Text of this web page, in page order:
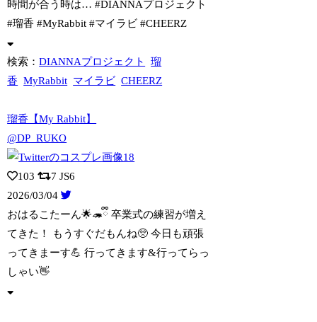
時間が合う時は… #DIANNAプロジェクト
#瑠香 #MyRabbit #マイラビ #CHEERZ
検索：DIANNAプロジェクト
瑠
香 MyRabbit マイラビ CHEERZ
瑠香【My Rabbit】
@DP_RUKO
103 7 JS6
2026/03/04
おはるこたーん🌟🦔ྀི 卒業式の練習が増え
てきた！ もうすぐだもんね🥺 今日も頑張
ってきまーす💪 行ってきます&行ってらっ
しゃい👋